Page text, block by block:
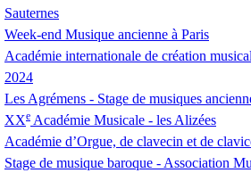
Sauternes
Week-end Musique ancienne à Paris
Académie internationale de création
2024
Les Agrémens - Stage de musiques
XXe Académie Musicale - les Alizées
Académie d’Orgue, de clavecin et de
Stage de musique baroque - Association